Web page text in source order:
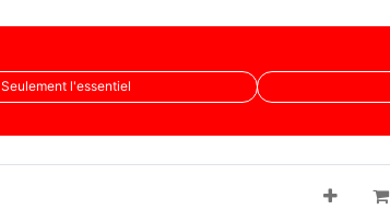
Seulement l'essentiel